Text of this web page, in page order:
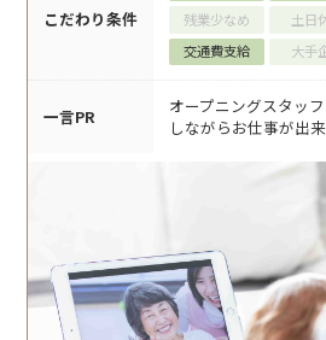
こだわり条件
残業少なめ
土日
交通費支給
大手
一言PR
オープニングスタッ
しながらお仕事が出